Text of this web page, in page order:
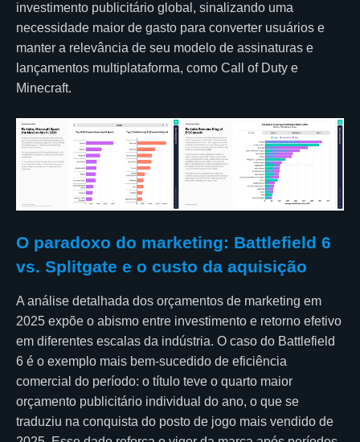
investimento publicitário global, sinalizando uma
necessidade maior de gasto para converter usuários e
manter a relevância de seu modelo de assinaturas e
lançamentos multiplataforma, como Call of Duty e
Minecraft.
O paradoxo do marketing: Battlefield 6
vs. Splitgate e o custo da aquisição
A análise detalhada dos orçamentos de marketing em
2025 expõe o abismo entre investimento e retorno efetivo
em diferentes escalas da indústria. O caso do Battlefield
6 é o exemplo mais bem-sucedido de eficiência
comercial do período: o título teve o quarto maior
orçamento publicitário individual do ano, o que se
traduziu na conquista do posto de jogo mais vendido de